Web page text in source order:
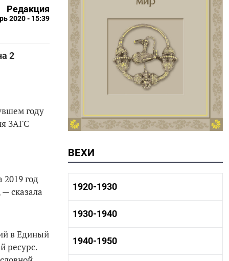
Редакция
2020 - 15:39
2
году
ЗАГС
год
сказала
в Единый
ресурс.
ВЕХИ
1920-1930
1920-1930 история
1920-1930 культура
1930-1940
1930-1940 история
1930-1940 культура
1940-1950